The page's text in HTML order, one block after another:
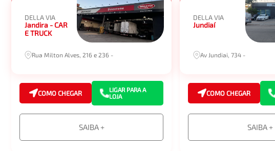
DELLA VIA
Jandira - CAR
E TRUCK
Rua Milton Alves, 216 e 236 -
COMO CHEGAR
LIGAR PARA A
LOJA
SAIBA +
DELLA VIA
Jundiaí
Av Jundiai, 734 -
COMO CHEGAR
SAIBA +